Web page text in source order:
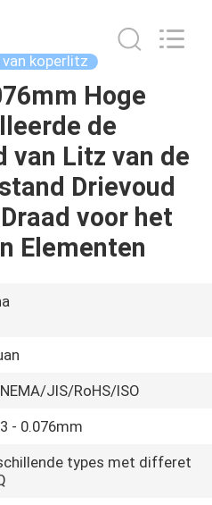
van koperlitz
Hoge
de
van Litz van de
Drievoud
voor het
Elementen
JIS/RoHS/ISO
- 0.076mm
types met differet